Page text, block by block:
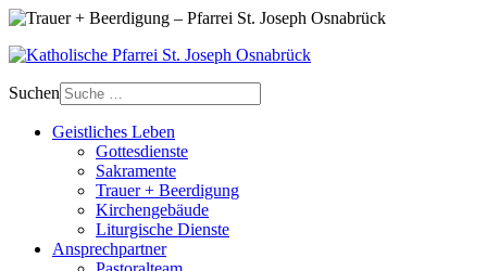
Suchen
Geistliches Leben
Gottesdienste
Sakramente
Trauer + Beerdigung
Kirchengebäude
Liturgische Dienste
Ansprech­partner